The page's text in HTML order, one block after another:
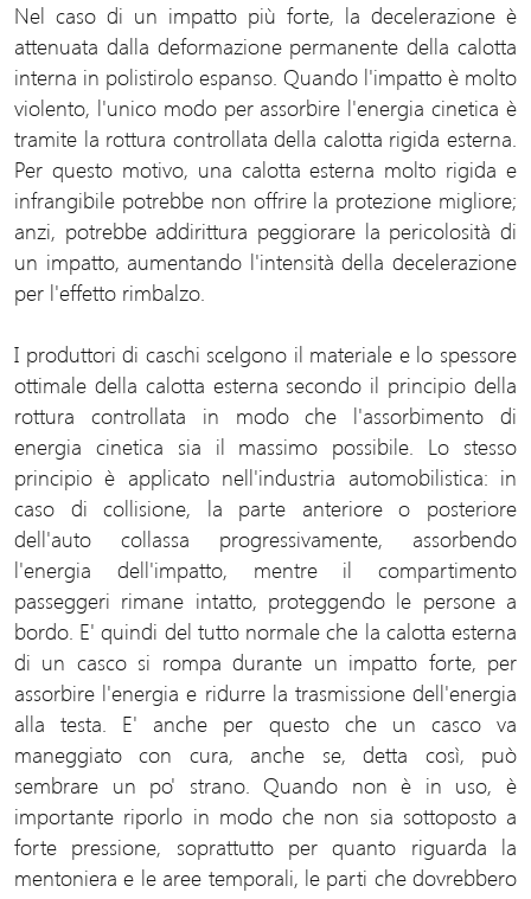
Nel caso di un impatto più forte, la decelerazione è
attenuata dalla deformazione permanente della calotta
interna in polistirolo espanso. Quando l'impatto è molto
violento, l'unico modo per assorbire l'energia cinetica è
tramite la rottura controllata della calotta rigida esterna.
Per questo motivo, una calotta esterna molto rigida e
infrangibile potrebbe non offrire la protezione migliore;
anzi, potrebbe addirittura peggiorare la pericolosità di
un impatto, aumentando l'intensità della decelerazione
per l'effetto rimbalzo.
I produttori di caschi scelgono il materiale e lo spessore
ottimale della calotta esterna secondo il principio della
rottura controllata in modo che l'assorbimento di
energia cinetica sia il massimo possibile. Lo stesso
principio è applicato nell'industria automobilistica: in
caso di collisione, la parte anteriore o posteriore
dell'auto collassa progressivamente, assorbendo
l'energia dell'impatto, mentre il compartimento
passeggeri rimane intatto, proteggendo le persone a
bordo. E' quindi del tutto normale che la calotta esterna
di un casco si rompa durante un impatto forte, per
assorbire l'energia e ridurre la trasmissione dell'energia
alla testa. E' anche per questo che un casco va
maneggiato con cura, anche se, detta così, può
sembrare un po' strano. Quando non è in uso, è
importante riporlo in modo che non sia sottoposto a
forte pressione, soprattutto per quanto riguarda la
mentoniera e le aree temporali, le parti che dovrebbero